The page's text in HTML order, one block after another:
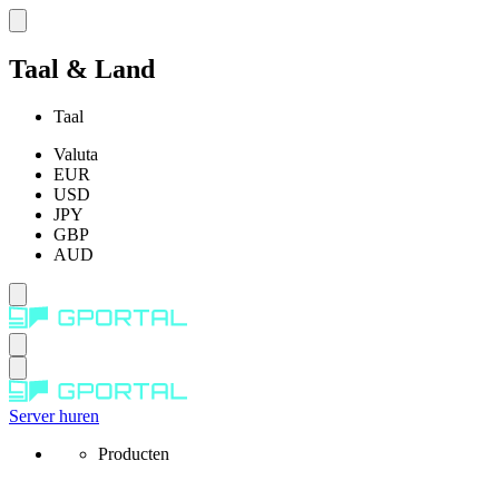
Taal & Land
Taal
Valuta
EUR
USD
JPY
GBP
AUD
Server huren
Producten